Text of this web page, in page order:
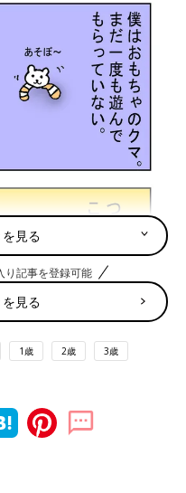
見る
り記事を登録可能
見る
1歳 2歳 3歳